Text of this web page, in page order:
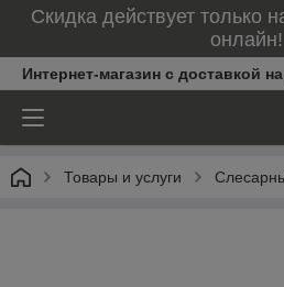
Скидка действует только
онлайн!
Интернет-магазин с доставкой
Товары и услуги